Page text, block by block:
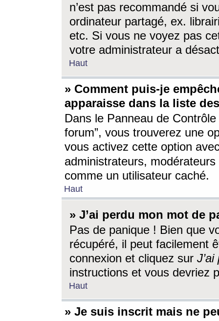
n’est pas recommandé si
ordinateur partagé, ex.
etc. Si vous ne voyez pas
votre administrateur a
Haut
» Comment puis-je
apparaisse dans la liste
Dans le Panneau de
forum”, vous trouverez une
vous activez cette option
administrateurs,
comme un utilisateur caché.
Haut
» J’ai perdu mon mot de
Pas de panique ! Bien que
récupéré, il peut facilement
connexion et cliquez sur
instructions et vous devriez
Haut
» Je suis inscrit mais ne